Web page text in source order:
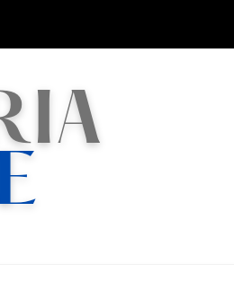
Thiago Silva se